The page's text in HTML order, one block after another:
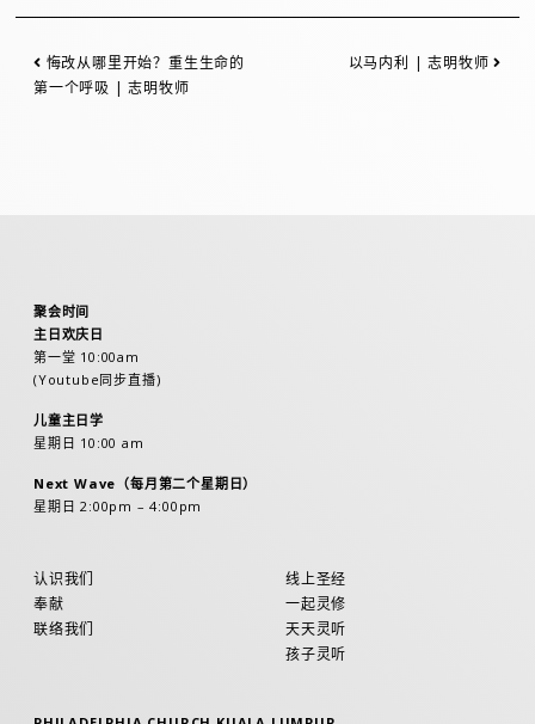
悔改从哪里开始？重生生命的
第一个呼吸 | 志明牧师
以马内利 | 志明牧师
聚会时间
主日欢庆日
第一堂 10:00am
(Youtube同步直播)
儿童主日学
星期日 10:00 am
Next Wave（每月第二个星期日）
星期日 2:00pm – 4:00pm
认识我们
奉献
联络我们
线上圣经
一起灵修
天天灵听
孩子灵听